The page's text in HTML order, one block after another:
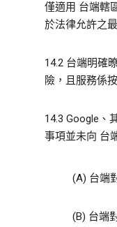
僅適用 台端轄
於法律允許之
14.2 台端明確
險，且服務係
14.3 Google、
事項並未向 台
(A) 台端
(B) 台端